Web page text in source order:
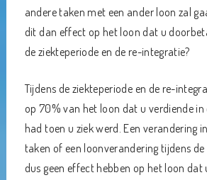
andere taken met een ander loon zal
dit dan effect op het loon dat u
de ziekteperiode en de re-integratie?
Tijdens de ziekteperiode en de re-
op 70% van het loon dat u verdiende
had toen u ziek werd. Een verandering
taken of een loonverandering tijdens de
dus geen effect hebben op het loon dat